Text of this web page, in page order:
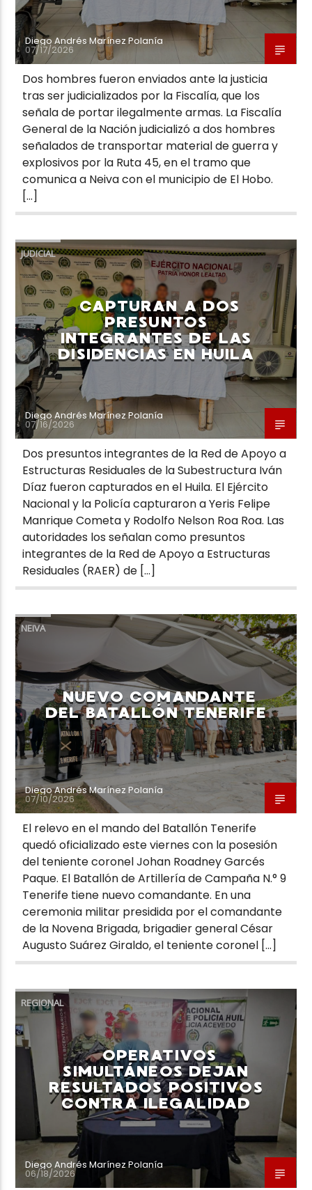
Diego Andrés Marínez Polanía
07/17/2026
Dos hombres fueron enviados ante la justicia
tras ser judicializados por la Fiscalía, que los
señala de portar ilegalmente armas. La Fiscalía
General de la Nación judicializó a dos hombres
señalados de transportar material de guerra y
explosivos por la Ruta 45, en el tramo que
comunica a Neiva con el municipio de El Hobo.
[…]
JUDICIAL
CAPTURAN A DOS
PRESUNTOS
INTEGRANTES DE LAS
DISIDENCIAS EN HUILA
Diego Andrés Marínez Polanía
07/16/2026
Dos presuntos integrantes de la Red de Apoyo a
Estructuras Residuales de la Subestructura Iván
Díaz fueron capturados en el Huila. El Ejército
Nacional y la Policía capturaron a Yeris Felipe
Manrique Cometa y Rodolfo Nelson Roa Roa. Las
autoridades los señalan como presuntos
integrantes de la Red de Apoyo a Estructuras
Residuales (RAER) de […]
NEIVA
NUEVO COMANDANTE
DEL BATALLÓN TENERIFE
Diego Andrés Marínez Polanía
07/10/2026
El relevo en el mando del Batallón Tenerife
quedó oficializado este viernes con la posesión
del teniente coronel Johan Roadney Garcés
Paque. El Batallón de Artillería de Campaña N.° 9
Tenerife tiene nuevo comandante. En una
ceremonia militar presidida por el comandante
de la Novena Brigada, brigadier general César
Augusto Suárez Giraldo, el teniente coronel […]
REGIONAL
OPERATIVOS
SIMULTÁNEOS DEJAN
RESULTADOS POSITIVOS
CONTRA ILEGALIDAD
Diego Andrés Marínez Polanía
06/18/2026